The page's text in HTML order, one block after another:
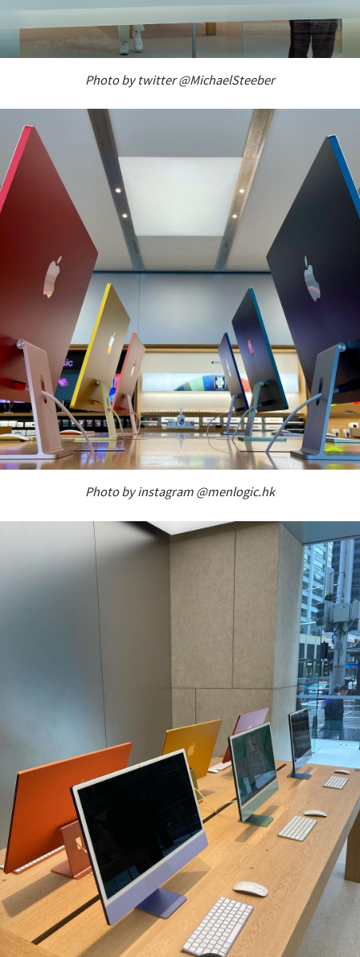
Photo by twitter @MichaelSteeber
Photo by instagram @menlogic.hk